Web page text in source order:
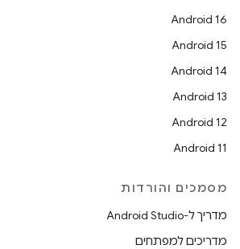
Android 16
Android 15
Android 14
Android 13
Android 12
Android 11
מסמכים והורדות
מדריך ל-Android Studio
מדריכים למפתחים